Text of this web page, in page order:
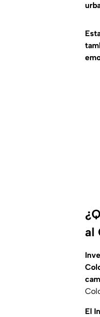
al
El